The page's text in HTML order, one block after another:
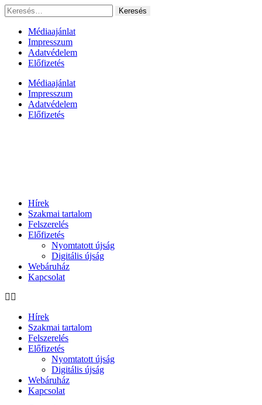
Ugrás
a
tartalomhoz
Keresés:
Médiaajánlat
Impresszum
Adatvédelem
Előfizetés
Médiaajánlat
Impresszum
Adatvédelem
Előfizetés
Hírek
Szakmai tartalom
Felszerelés
Előfizetés
Nyomtatott újság
Digitális újság
Webáruház
Kapcsolat
Hírek
Szakmai tartalom
Felszerelés
Előfizetés
Nyomtatott újság
Digitális újság
Webáruház
Kapcsolat